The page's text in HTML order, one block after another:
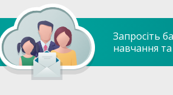
Запросіть
навчання